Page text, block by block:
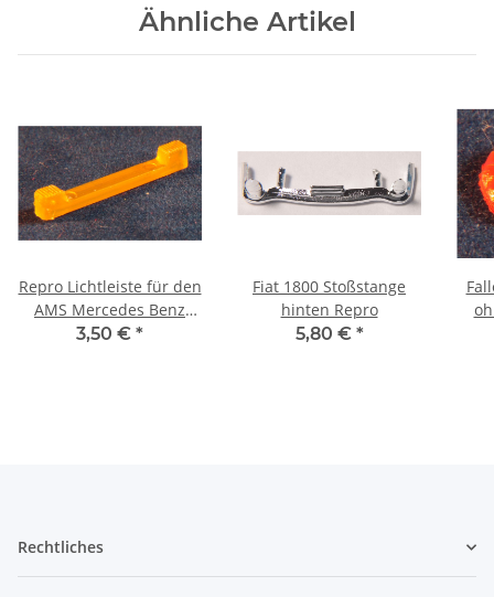
Ähnliche Artikel
Repro Lichtleiste für den
AMS Mercedes Benz
LKW orange
3,50 € *
Fiat 1800 Stoßstange
hinten Repro
5,80 € *
Rechtliches